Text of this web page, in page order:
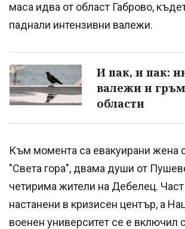
маса идва от област Габрово,
паднали интензивни валежи.
И пак, и пак:
валежи и
области
Към момента са евакуирани жена
"Света гора", двама души от
четирима жители на Дебелец. Част
настанени в кризисен център, а
военен университет се е включил